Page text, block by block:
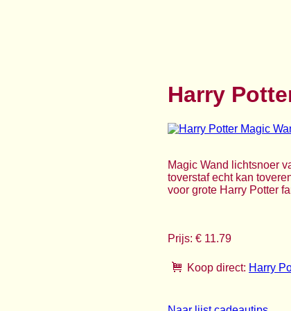
Harry
Magic Wand lichtsnoer
toverstaf echt kan
voor grote Harry Potter
Prijs: € 11.79
Koop direct: Harry